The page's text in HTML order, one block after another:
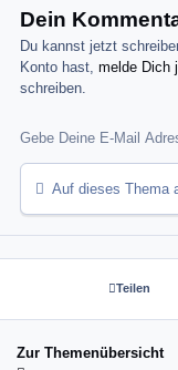
Dein
Du kannst jetzt
Konto hast,melde Dich
schreiben.
Auf dieses Thema
Teilen
Zur Themenübersicht